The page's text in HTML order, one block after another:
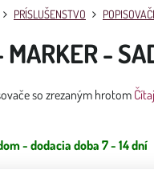
PRÍSLUŠENSTVO
MARKER -
so zrezaným hrotom
- dodacia doba 7 - 14 dní